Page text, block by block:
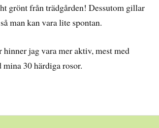
grönt från trädgården! Dessutom gillar
man kan vara lite spontan.
jag vara mer aktiv, mest med
30 härdiga rosor.